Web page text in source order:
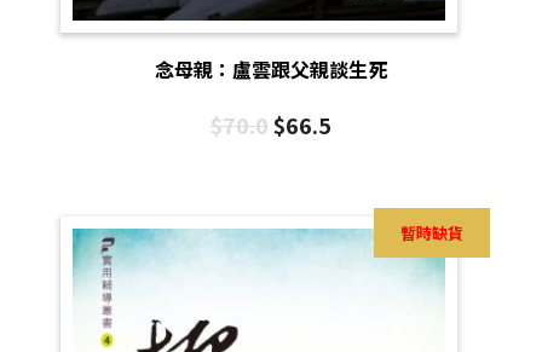
念母親：盧雲跟父親談生死
$70.0$66.5
暫時缺貨